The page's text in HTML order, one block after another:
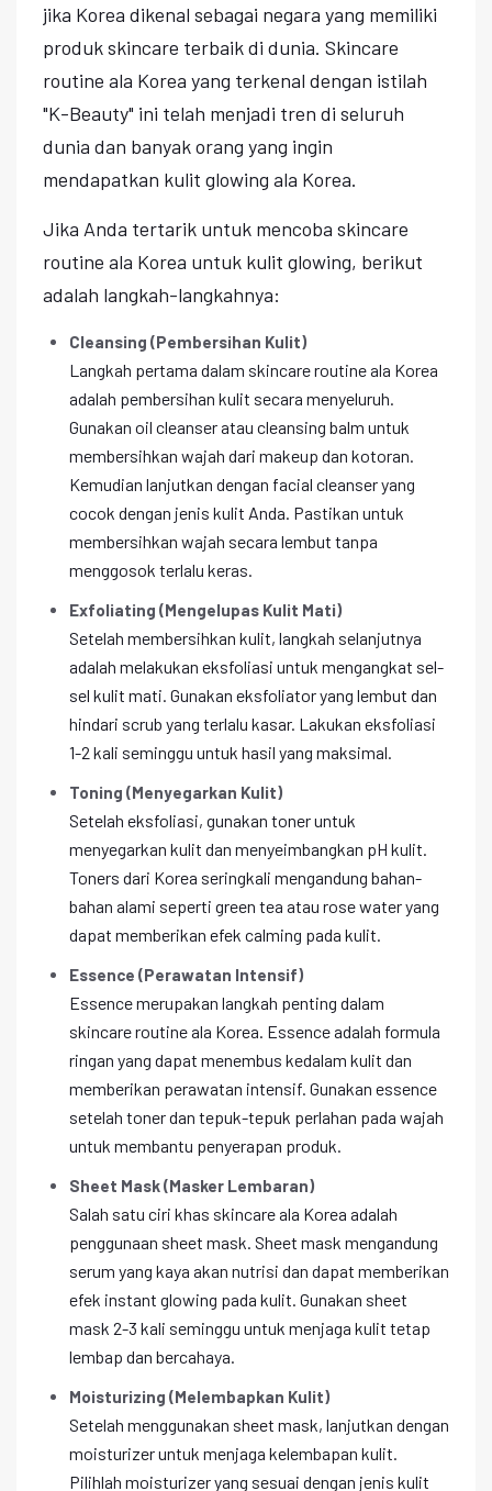
jika Korea dikenal sebagai negara yang memiliki
produk skincare terbaik di dunia. Skincare
routine ala Korea yang terkenal dengan istilah
"K-Beauty" ini telah menjadi tren di seluruh
dunia dan banyak orang yang ingin
mendapatkan kulit glowing ala Korea.
Jika Anda tertarik untuk mencoba skincare
routine ala Korea untuk kulit glowing, berikut
adalah langkah-langkahnya:
Cleansing (Pembersihan Kulit)
Langkah pertama dalam skincare routine ala Korea
adalah pembersihan kulit secara menyeluruh.
Gunakan oil cleanser atau cleansing balm untuk
membersihkan wajah dari makeup dan kotoran.
Kemudian lanjutkan dengan facial cleanser yang
cocok dengan jenis kulit Anda. Pastikan untuk
membersihkan wajah secara lembut tanpa
menggosok terlalu keras.
Exfoliating (Mengelupas Kulit Mati)
Setelah membersihkan kulit, langkah selanjutnya
adalah melakukan eksfoliasi untuk mengangkat sel-
sel kulit mati. Gunakan eksfoliator yang lembut dan
hindari scrub yang terlalu kasar. Lakukan eksfoliasi
1-2 kali seminggu untuk hasil yang maksimal.
Toning (Menyegarkan Kulit)
Setelah eksfoliasi, gunakan toner untuk
menyegarkan kulit dan menyeimbangkan pH kulit.
Toners dari Korea seringkali mengandung bahan-
bahan alami seperti green tea atau rose water yang
dapat memberikan efek calming pada kulit.
Essence (Perawatan Intensif)
Essence merupakan langkah penting dalam
skincare routine ala Korea. Essence adalah formula
ringan yang dapat menembus kedalam kulit dan
memberikan perawatan intensif. Gunakan essence
setelah toner dan tepuk-tepuk perlahan pada wajah
untuk membantu penyerapan produk.
Sheet Mask (Masker Lembaran)
Salah satu ciri khas skincare ala Korea adalah
penggunaan sheet mask. Sheet mask mengandung
serum yang kaya akan nutrisi dan dapat memberikan
efek instant glowing pada kulit. Gunakan sheet
mask 2-3 kali seminggu untuk menjaga kulit tetap
lembap dan bercahaya.
Moisturizing (Melembapkan Kulit)
Setelah menggunakan sheet mask, lanjutkan dengan
moisturizer untuk menjaga kelembapan kulit.
Pilihlah moisturizer yang sesuai dengan jenis kulit